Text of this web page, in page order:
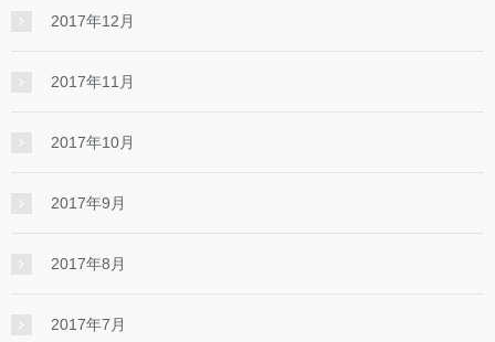
2017年12月
2017年11月
2017年10月
2017年9月
2017年8月
2017年7月